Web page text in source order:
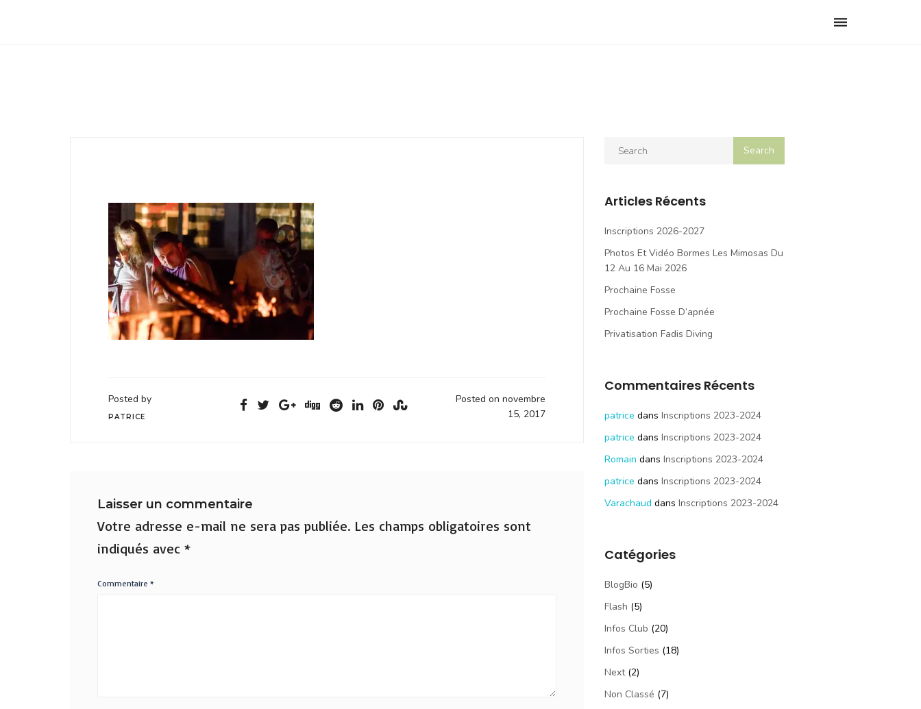
Toggle
Posted by
PATRICE
Posted on novembre
15, 2017
Laisser un commentaire
Votre adresse e-mail ne sera pas publiée. Les champs obligatoires sont
indiqués avec *
Commentaire *
Articles Récents
Inscriptions 2026-2027
Photos Et Vidéo Bormes Les Mimosas Du
12 Au 16 Mai 2026
Prochaine Fosse
Prochaine Fosse D’apnée
Privatisation Fadis Diving
Commentaires Récents
patrice dans Inscriptions 2023-2024
patrice dans Inscriptions 2023-2024
Romain dans Inscriptions 2023-2024
patrice dans Inscriptions 2023-2024
Varachaud dans Inscriptions 2023-2024
Catégories
BlogBio (5)
Flash (5)
Infos Club (20)
Infos Sorties (18)
Next(2)
Non Classé (7)